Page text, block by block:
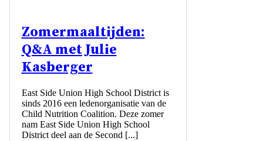
Zomermaaltijden:
Q&A met Julie
Kasberger
East Side Union High School District is
sinds 2016 een ledenorganisatie van de
Child Nutrition Coalition. Deze zomer
nam East Side Union High School
District deel aan de Second [...]